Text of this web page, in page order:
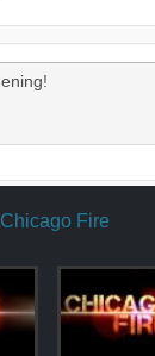
Chicago Fire